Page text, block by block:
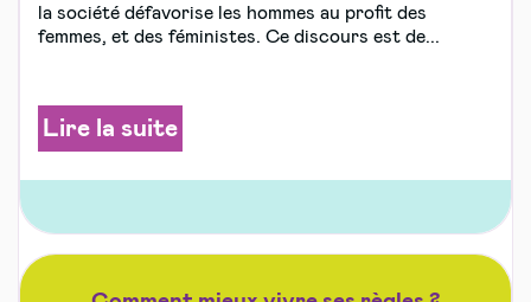
la société défavorise les hommes au profit des
femmes, et des féministes. Ce discours est de...
Lire la suite